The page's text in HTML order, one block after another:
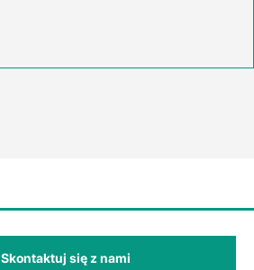
Skontaktuj się z nami